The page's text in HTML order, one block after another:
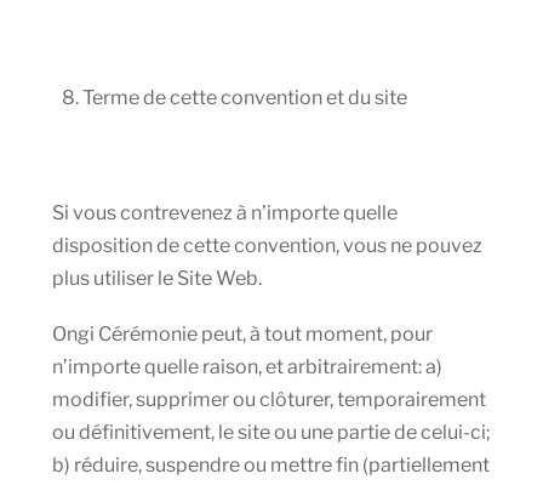
Terme de cette convention et du site
Si vous contrevenez à n’importe quelle
disposition de cette convention, vous ne pouvez
plus utiliser le Site Web.
Ongi Cérémonie peut, à tout moment, pour
n’importe quelle raison, et arbitrairement: a)
modifier, supprimer ou clôturer, temporairement
ou définitivement, le site ou une partie de celui-ci;
b) réduire, suspendre ou mettre fin (partiellement